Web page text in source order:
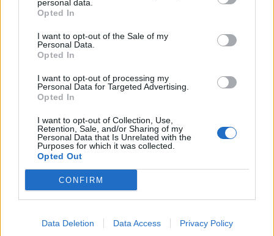
personal data.
Opted In
I want to opt-out of the Sale of my
Personal Data.
Opted In
I want to opt-out of processing my
Personal Data for Targeted Advertising.
Opted In
I want to opt-out of Collection, Use,
Retention, Sale, and/or Sharing of my
Personal Data that Is Unrelated with the
Purposes for which it was collected.
Opted Out
CONFIRM
Data Deletion Data Access Privacy Policy
A közgazdaságtannak vannak olyan területei, amik elsőre
felháborítóan hangzanak, de jobban megnézve
összességében jobb kimenethez vezetnek. Az igaz, hogy
némi kellemetlenséggel is járnak. Az
KASZA ELLIOTT-TAL
Van néhány Clorox részvényem az osztalék portfóliómban,
mert 48 éves osztalékemelési múltja van, és 2025 végén
dividend king-et. Azt
HOLDBLOG
Kevesebb alkoholt iszunk, mint a régió, a
következmények terén viszont az élbolyban
vagyunk
Lehet, hogy nem azok isznak a legtöbbet, akikről a
statisztikák ezt állítják - és az sem biztos, hogy a kevesebb
elfogyasztott alkohol kisebb társadalmi kárral... The post
Kevesebb alkoholt iszunk
HOLDBLOG